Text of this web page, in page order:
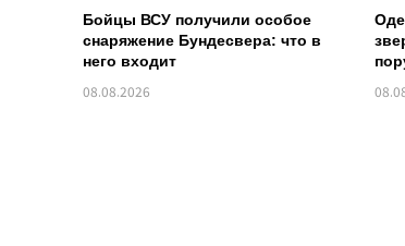
Бойцы ВСУ получили особое
снаряжение Бундесвера: что в
него входит
08.08.2026